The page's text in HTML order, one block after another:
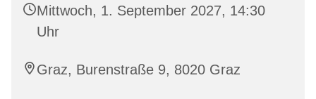
Mittwoch, 1. September 2027, 14:30
Uhr
Graz, Burenstraße 9, 8020 Graz